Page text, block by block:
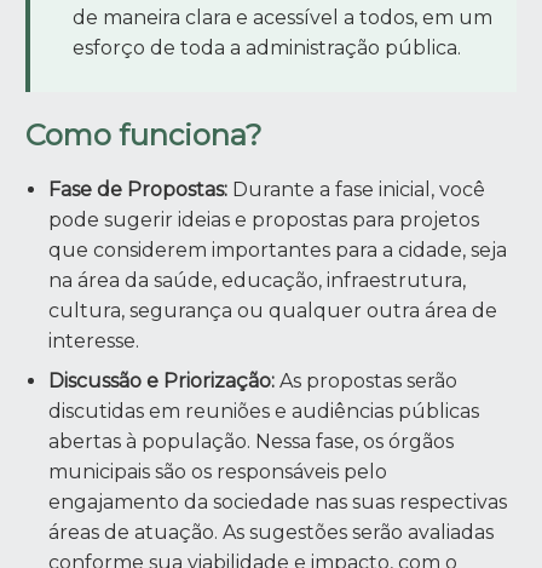
de maneira clara e acessível a todos, em um
esforço de toda a administração pública.
Como funciona?
Fase de Propostas: Durante a fase inicial, você
pode sugerir ideias e propostas para projetos
que considerem importantes para a cidade, seja
na área da saúde, educação, infraestrutura,
cultura, segurança ou qualquer outra área de
interesse.
Discussão e Priorização: As propostas serão
discutidas em reuniões e audiências públicas
abertas à população. Nessa fase, os órgãos
municipais são os responsáveis pelo
engajamento da sociedade nas suas respectivas
áreas de atuação. As sugestões serão avaliadas
conforme sua viabilidade e impacto, com o